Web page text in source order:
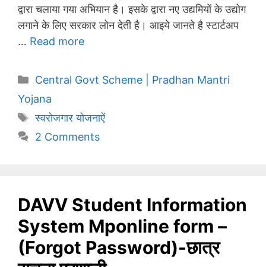
द्वारा चलाया गया अभियान है। इसके द्वारा नए उद्यमियों के उद्योग
लगाने के लिए सरकार लोन देती है। आइये जानते है स्टार्टअप
… Read more
Categories
Central Govt Scheme | Pradhan Mantri
Yojana
Tags
स्वरोजगार योजनाऐं
2 Comments
DAVV Student Information
System Mponline form –
(Forgot Password)-छात्र